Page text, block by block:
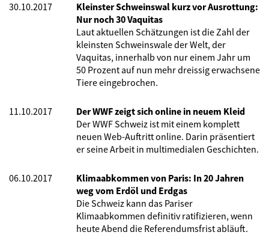
30.10.2017
Kleinster Schweinswal kurz vor Ausrottung:
Nur noch 30 Vaquitas
Laut aktuellen Schätzungen ist die Zahl der
kleinsten Schweinswale der Welt, der
Vaquitas, innerhalb von nur einem Jahr um
50 Prozent auf nun mehr dreissig erwachsene
Tiere eingebrochen.
11.10.2017
Der WWF zeigt sich online in neuem Kleid
Der WWF Schweiz ist mit einem komplett
neuen Web-Auftritt online. Darin präsentiert
er seine Arbeit in multimedialen Geschichten.
06.10.2017
Klimaabkommen von Paris: In 20 Jahren
weg vom Erdöl und Erdgas
Die Schweiz kann das Pariser
Klimaabkommen definitiv ratifizieren, wenn
heute Abend die Referendumsfrist abläuft.